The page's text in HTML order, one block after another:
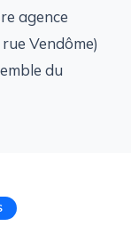
agence
Vendôme)
du